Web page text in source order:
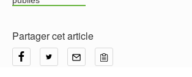
Partager cet article